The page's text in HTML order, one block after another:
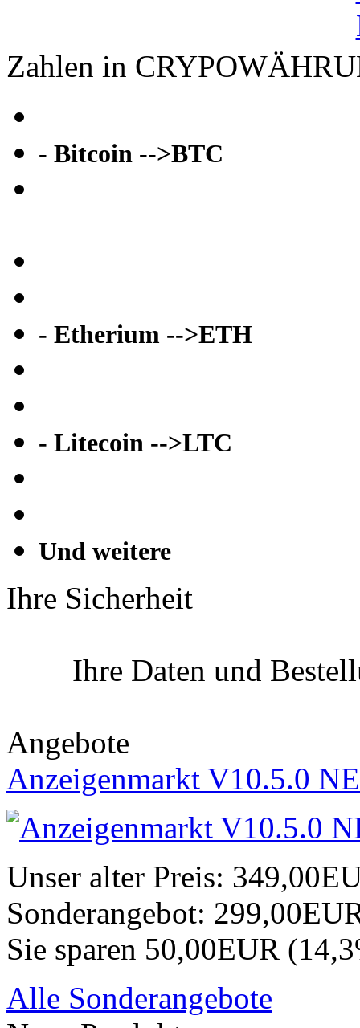
Zahlen in
- Bitcoin -->BTC
- Etherium -->ETH
- Litecoin -->LTC
Und weitere
Ihre Sicherheit
Ihre Daten und
Angebote
Anzeigenmarkt V10.5.0 NE
Unser alter Preis:
Sonderangebot:
Sie sparen 50,00EUR
Alle Sonderangebote